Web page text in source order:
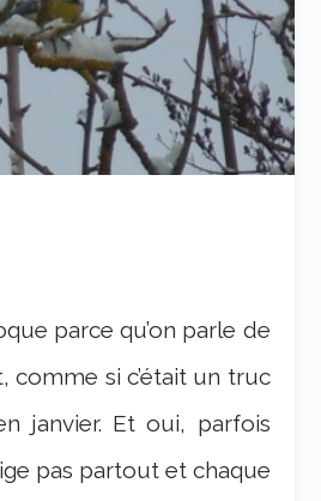
parce qu’on parle de
comme si c’était un truc
janvier. Et oui, parfois
pas partout et chaque